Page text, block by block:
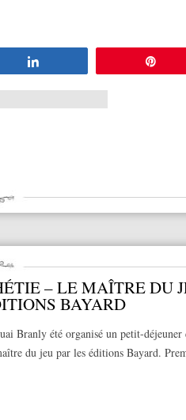
– LE MAÎTRE DU
BAYARD
Branly été organisé un petit-déjeuner
du jeu par les éditions Bayard.